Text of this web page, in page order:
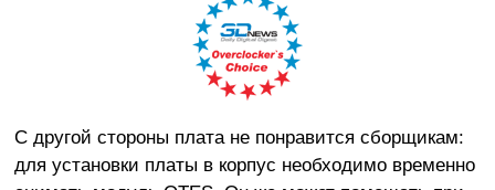
С другой стороны плата не понравится сборщикам:
для установки платы в корпус необходимо временно